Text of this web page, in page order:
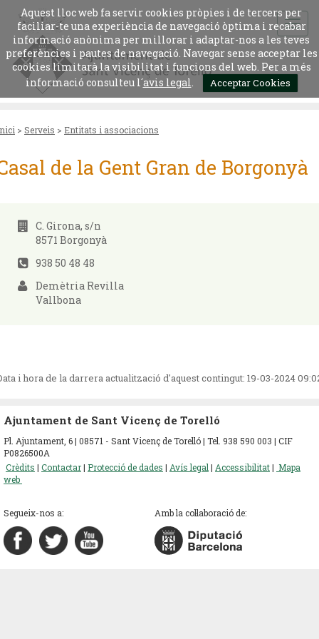
Aquest lloc web fa servir cookies pròpies i de tercers per
faciliar-te una experiència de navegació òptima i recabar
informació anònima per millorar i adaptar-nos a les teves
preferències i pautes de navegació. Navegar sense acceptar les
cookies limitarà la visibilitat i funcions del web. Per a més
informació consulteu l´avis legal. Acceptar Cookies
> Serveis > Entitats i associacions
de la Gent Gran de Borgonyà
C. Girona, s/n
8571 Borgonyà
938 50 48 48
Demètria Revilla
Vallbona
i hora de la darrera actualització d'aquest contingut: 19-03-2024
Ajuntament de Sant Vicenç de Torelló
Pl. Ajuntament, 6 | 08571 - Sant Vicenç de Torelló | Tel. 938 590 003 | CIF
P0826500A
Crèdits | Contactar| Protecció de dades | Avís legal | Accessibilitat| Mapa
web
Segueix-nos a: Amb la col·laboració de: